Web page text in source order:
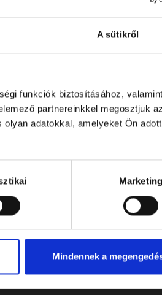
A sütikről
funkciók biztosításához,
partnereinkkel megosztjuk
adatokkal, amelyeket Ön
Marketing
Mindennek a
Kellékek